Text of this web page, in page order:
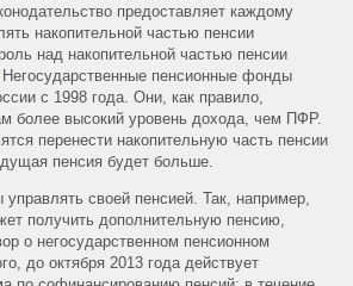
предоставляет каждому
накопительной частью пенсии
над накопительной частью пенсии
. Негосударственные пенсионные фонды
с 1998 года. Они, как правило,
более высокий уровень дохода, чем ПФР.
перенести накопительную часть пенсии
пенсия будет больше.
управлять своей пенсией. Так, например,
получить дополнительную пенсию,
о негосударственном пенсионном
до октября 2013 года действует